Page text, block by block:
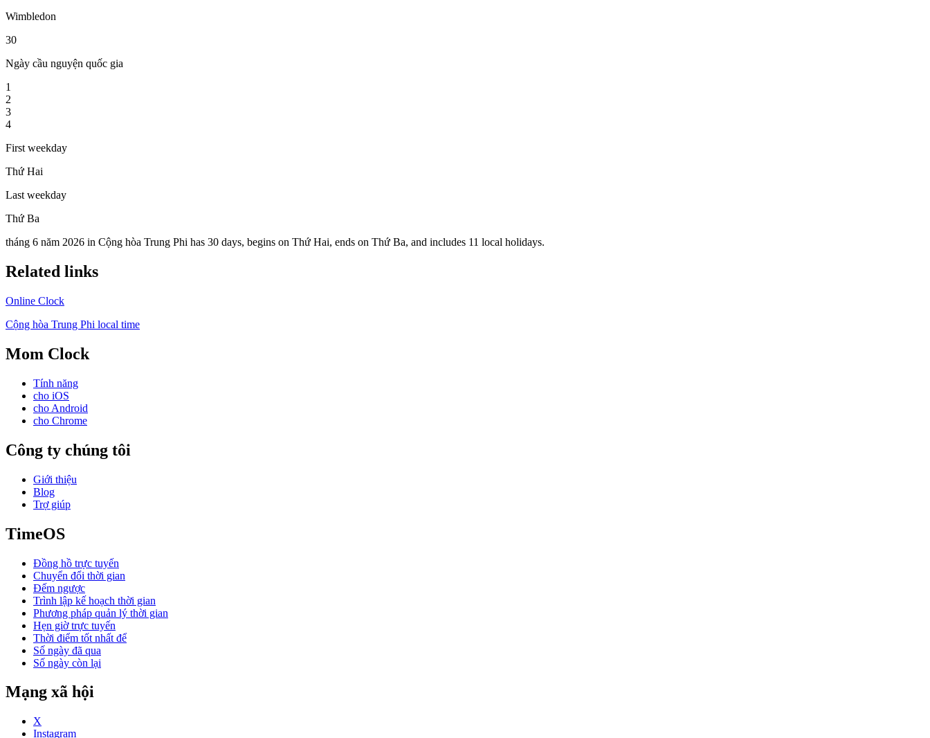
Wimbledon
30
Ngày cầu nguyện quốc gia
1
2
3
4
First weekday
Thứ Hai
Last weekday
Thứ Ba
tháng 6 năm 2026 in Cộng hòa Trung Phi has 30 days, begins on Thứ Hai, ends on Thứ Ba, and includes 11 local holidays.
Related links
Online Clock
Cộng hòa Trung Phi local time
Mom Clock
Tính năng
cho iOS
cho Android
cho Chrome
Công ty chúng tôi
Giới thiệu
Blog
Trợ giúp
TimeOS
Đồng hồ trực tuyến
Chuyển đổi thời gian
Đếm ngược
Trình lập kế hoạch thời gian
Phương pháp quản lý thời gian
Hẹn giờ trực tuyến
Thời điểm tốt nhất để
Số ngày đã qua
Số ngày còn lại
Mạng xã hội
X
Instagram